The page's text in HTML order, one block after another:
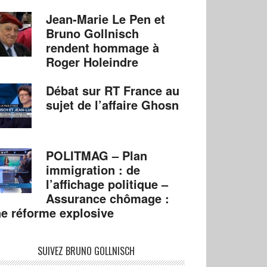
Jean-Marie Le Pen et
Bruno Gollnisch
rendent hommage à
Roger Holeindre
Débat sur RT France au
sujet de l’affaire Ghosn
POLITMAG – Plan
immigration : de
l’affichage politique –
Assurance chômage :
réforme explosive
SUIVEZ BRUNO GOLLNISCH